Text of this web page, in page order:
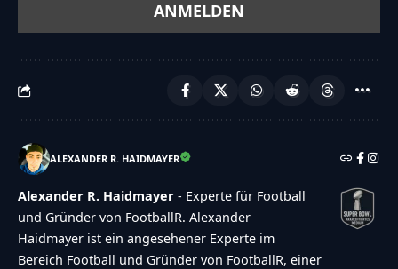
Google"},"voting":{"poll-ended":"Die Zeit zum
abgelaufen","poll-not-started":"Diese Umfrage
akzeptiert noch keine Stimmen","already-voted-
on-poll":"TOUCHDOWN!!! Vielen Dank f\u00fcr
deine Teilnahme!","invalid-poll":"Fehler","no-
answers-selected":"Keine Antwort
ausgew\u00e4hlt","min-answers-
required":"Achtung du musst mindestens
{min_answers_allowed} Auswahl(en)
ALEXANDER R. HAIDMAYER
Alexander R. Haidmayer - Experte für Football
und Gründer von FootballR. Alexander
Haidmayer ist ein angesehener Experte im
Bereich Football und Gründer von FootballR, einer